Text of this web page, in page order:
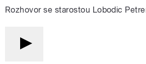
Rozhovor se starostou Lobodic